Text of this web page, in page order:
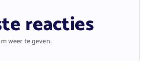
reacties
weer te geven.